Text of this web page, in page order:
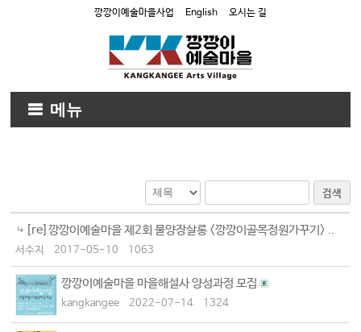
깡깡이예술마을사업 English 오시는 길
메뉴
검색
[re]깡깡이예술마을 제2회 물양장살롱 <깡깡이골목정원가꾸기> ..
서수지 2017-05-10 1063
깡깡이예술마을 마을해설사 양성과정 모집
kangkangee 2022-07-14 1324